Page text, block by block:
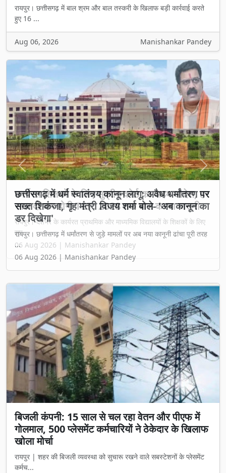
रायपुर। छत्तीसगढ़ में बाल श्रम और बाल तस्करी के खिलाफ बड़ी कार्रवाई करते
हुए 16 ...
Aug 06, 2026 Manishankar Pandey
छत्तीसगढ़ में धर्म स्वातंत्र्य कानून लागू: अवैध धर्मांतरण पर
सख्त शिकंजा, गृह मंत्री विजय शर्मा बोले- 'अब कानून का
डर दिखेगा'
रायपुर। छत्तीसगढ़ में धर्मांतरण से जुड़े मामलों पर अब नया कानूनी ढांचा पूरी तरह
...
06 Aug 2026 | Manishankar Pandey
Previous Next
बिजली कंपनी: 15 साल से चल रहा वेतन और पीएफ में
गोलमाल, 500 प्लेसमेंट कर्मचारियों ने ठेकेदार के खिलाफ
खोला मोर्चा
रायपुर | शहर की बिजली व्यवस्था को सुचारू रखने वाले सबस्टेशनों के प्लेसमेंट
कर्मच...